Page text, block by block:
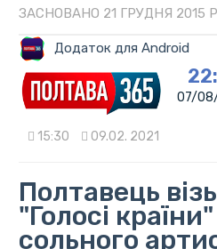
ЗАСНОВАНО 21 ГРУДНЯ 2015
Додаток для Android
07/
15:30 09.02. 2021
Полтавець
"Голосі
сольного